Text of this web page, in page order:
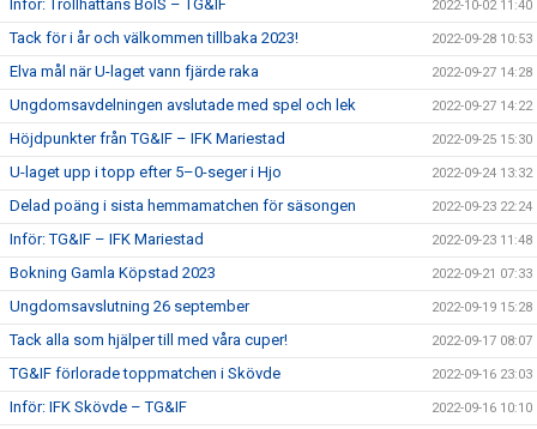
Inför: Trollhättans BoIS – TG&IF 2022-10-02 11:40
Tack för i år och välkommen tillbaka 2023! 2022-09-28 10:53
Elva mål när U-laget vann fjärde raka 2022-09-27 14:28
Ungdomsavdelningen avslutade med spel och lek 2022-09-27 14:22
Höjdpunkter från TG&IF – IFK Mariestad 2022-09-25 15:30
U-laget upp i topp efter 5–0-seger i Hjo 2022-09-24 13:32
Delad poäng i sista hemmamatchen för säsongen 2022-09-23 22:24
Inför: TG&IF – IFK Mariestad 2022-09-23 11:48
Bokning Gamla Köpstad 2023 2022-09-21 07:33
Ungdomsavslutning 26 september 2022-09-19 15:28
Tack alla som hjälper till med våra cuper! 2022-09-17 08:07
TG&IF förlorade toppmatchen i Skövde 2022-09-16 23:03
Inför: IFK Skövde – TG&IF 2022-09-16 10:10